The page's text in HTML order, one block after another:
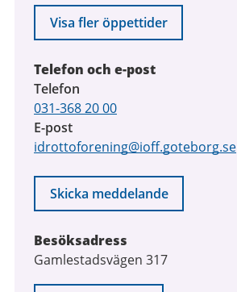
Visa fler öppettider
Telefon och e-post
Telefon
031-368 20 00
E-post
idrottoforening@ioff.goteborg.se
Skicka meddelande
Besöksadress
Gamlestadsvägen 317